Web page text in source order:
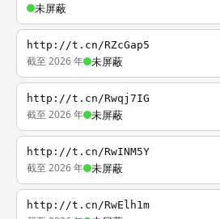
未屏蔽
http://t.cn/RZcGap5
截至 2026 年 未屏蔽
http://t.cn/Rwqj7IG
截至 2026 年 未屏蔽
http://t.cn/RwINM5Y
截至 2026 年 未屏蔽
http://t.cn/RwElh1m